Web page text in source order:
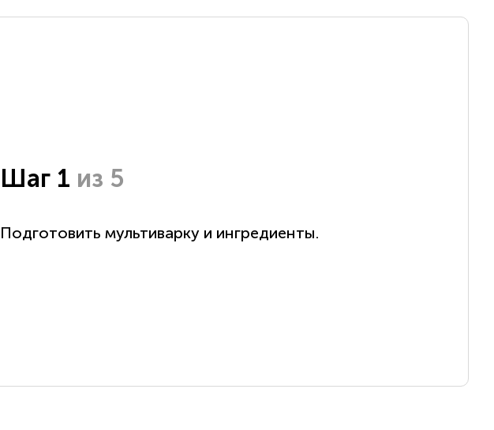
Шаг 1 из 5
Подготовить мультиварку и ингредиенты.